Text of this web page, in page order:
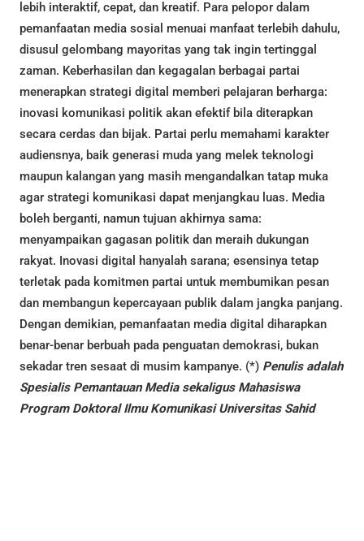
lebih interaktif, cepat, dan kreatif. Para pelopor dalam
pemanfaatan media sosial menuai manfaat terlebih dahulu,
disusul gelombang mayoritas yang tak ingin tertinggal
zaman. Keberhasilan dan kegagalan berbagai partai
menerapkan strategi digital memberi pelajaran berharga:
inovasi komunikasi politik akan efektif bila diterapkan
secara cerdas dan bijak. Partai perlu memahami karakter
audiensnya, baik generasi muda yang melek teknologi
maupun kalangan yang masih mengandalkan tatap muka
agar strategi komunikasi dapat menjangkau luas. Media
boleh berganti, namun tujuan akhirnya sama:
menyampaikan gagasan politik dan meraih dukungan
rakyat. Inovasi digital hanyalah sarana; esensinya tetap
terletak pada komitmen partai untuk membumikan pesan
dan membangun kepercayaan publik dalam jangka panjang.
Dengan demikian, pemanfaatan media digital diharapkan
benar-benar berbuah pada penguatan demokrasi, bukan
sekadar tren sesaat di musim kampanye. (*) Penulis adalah
Spesialis Pemantauan Media sekaligus Mahasiswa
Program Doktoral Ilmu Komunikasi Universitas Sahid